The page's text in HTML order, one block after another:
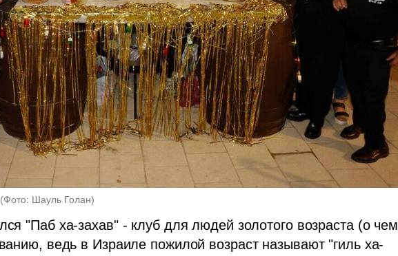
(Фото: Шауль Голан)
"Паб ха-захав" - клуб для людей золотого возраста (о чем
ведь в Израиле пожилой возраст называют "гиль ха-